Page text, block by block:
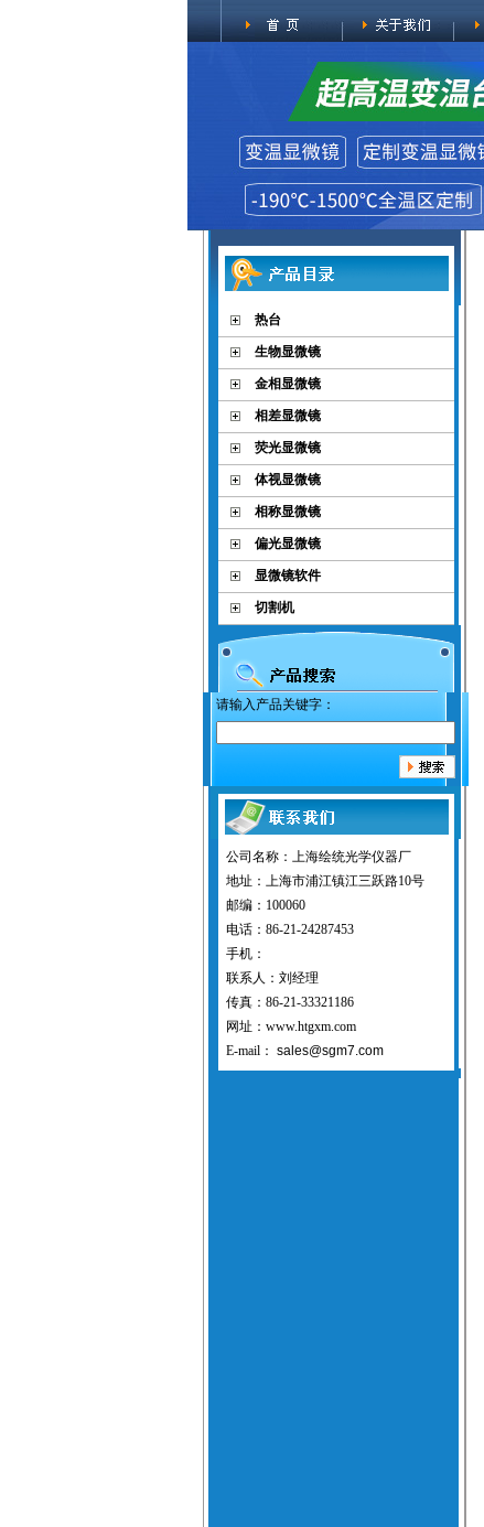
热台
生物显微镜
金相显微镜
相差显微镜
荧光显微镜
体视显微镜
相称显微镜
偏光显微镜
显微镜软件
切割机
请输入产品关键字：
公司名称：上海绘统光学仪器厂
地址：上海市浦江镇江三跃路10号
邮编：100060
电话：86-21-24287453
手机：
联系人：刘经理
传真：86-21-33321186
网址：www.htgxm.com
E-mail： sales@sgm7.com